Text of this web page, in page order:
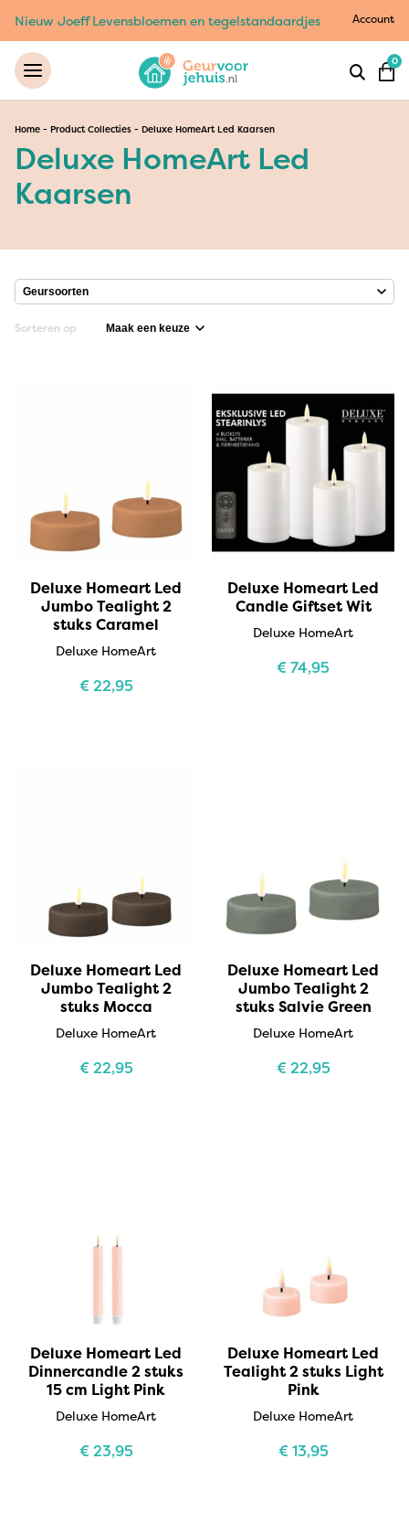
Nieuw Joeff Levensbloemen en tegelstandaardjes Account
0
Home - Product Collecties - Deluxe HomeArt Led Kaarsen
Deluxe HomeArt Led
Kaarsen
Sorteren op
Deluxe Homeart Led
Jumbo Tealight 2
stuks Caramel
Deluxe HomeArt
€22,95
Deluxe Homeart Led
Candle Giftset Wit
Deluxe HomeArt
€74,95
Deluxe Homeart Led
Jumbo Tealight 2
stuks Mocca
Deluxe HomeArt
€22,95
Deluxe Homeart Led
Jumbo Tealight 2
stuks Salvie Green
Deluxe HomeArt
€22,95
Deluxe Homeart Led
Dinnercandle 2 stuks
15 cm Light Pink
Deluxe HomeArt
€23,95
Deluxe Homeart Led
Tealight 2 stuks Light
Pink
Deluxe HomeArt
€13,95